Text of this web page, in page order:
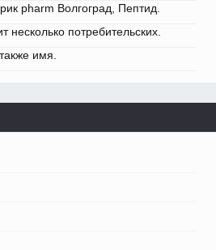
pharm Волгоград, Пептид.
несколько потребительских.
имя.